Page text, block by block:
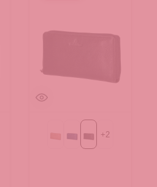
beigeblau schwarz
+2